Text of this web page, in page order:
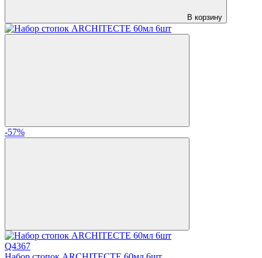
В корзину
-57%
Q4367